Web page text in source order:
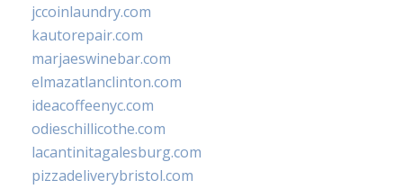
jccoinlaundry.com
kautorepair.com
marjaeswinebar.com
elmazatlanclinton.com
ideacoffeenyc.com
odieschillicothe.com
lacantinitagalesburg.com
pizzadeliverybristol.com